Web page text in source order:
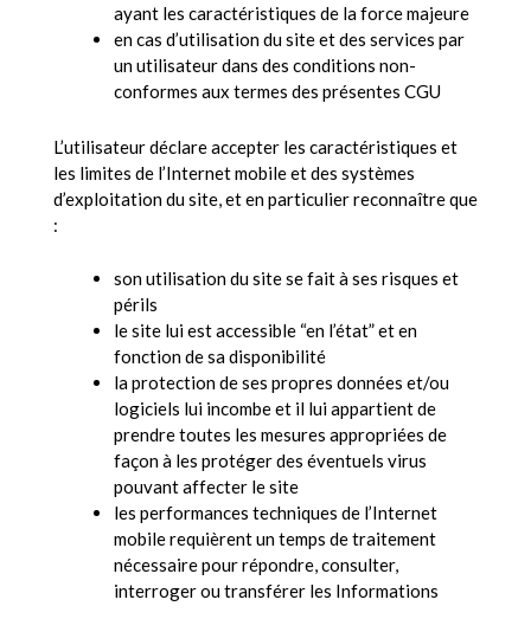
ayant les caractéristiques de la force majeure
en cas d’utilisation du site et des services par
un utilisateur dans des conditions non-
conformes aux termes des présentes CGU
L’utilisateur déclare accepter les caractéristiques et
les limites de l’Internet mobile et des systèmes
d’exploitation du site, et en particulier reconnaître que
:
son utilisation du site se fait à ses risques et
périls
le site lui est accessible “en l’état” et en
fonction de sa disponibilité
la protection de ses propres données et/ou
logiciels lui incombe et il lui appartient de
prendre toutes les mesures appropriées de
façon à les protéger des éventuels virus
pouvant affecter le site
les performances techniques de l’Internet
mobile requièrent un temps de traitement
nécessaire pour répondre, consulter,
interroger ou transférer les Informations